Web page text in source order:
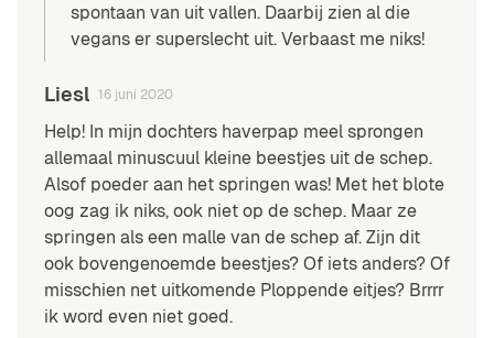
spontaan van uit vallen. Daarbij zien al die
vegans er superslecht uit. Verbaast me niks!
Liesl 16 juni 2020
Help! In mijn dochters haverpap meel sprongen
allemaal minuscuul kleine beestjes uit de schep.
Alsof poeder aan het springen was! Met het blote
oog zag ik niks, ook niet op de schep. Maar ze
springen als een malle van de schep af. Zijn dit
ook bovengenoemde beestjes? Of iets anders? Of
misschien net uitkomende Ploppende eitjes? Brrrr
ik word even niet goed.